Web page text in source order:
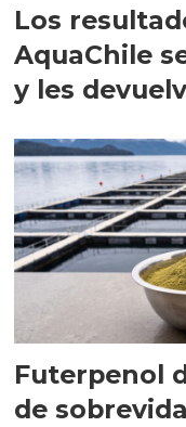
Los
AquaChile
y les
Futerpenol
de